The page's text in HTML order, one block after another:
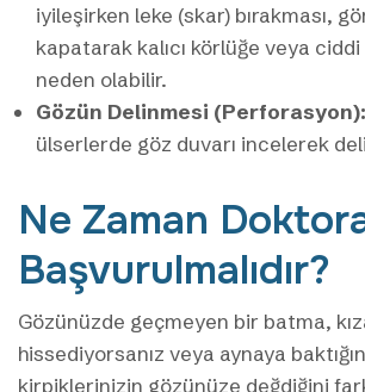
iyileşirken leke (skar) bırakması,
kapatarak kalıcı körlüğe veya ciddi
neden olabilir.
Gözün Delinmesi (Perforasyon):
ülserlerde göz duvarı incelerek
Ne Zaman
Başvurulmalıdır?
Gözünüzde geçmeyen bir batma,
hissediyorsanız veya aynaya
kirpiklerinizin gözünüze değdiğini